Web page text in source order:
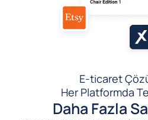
E-ticaret
Her Platformda
Daha Fazla